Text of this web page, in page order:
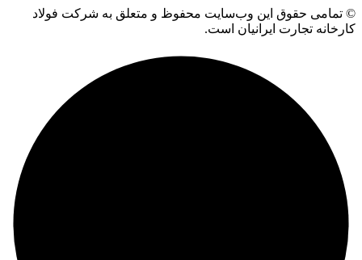
© تمامی حقوق این وب‌سایت محفوظ و متعلق به شرکت فولاد
کارخانه تجارت ایرانیان است.